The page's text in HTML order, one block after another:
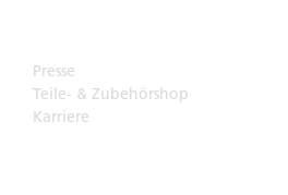
Presse
Teile- & Zubehörshop
Karriere